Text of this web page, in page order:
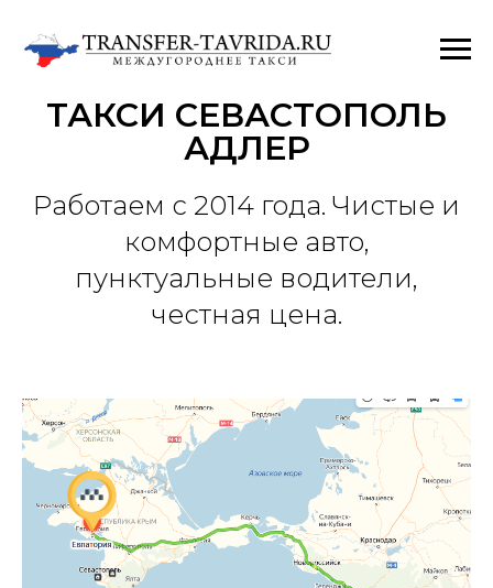
ТАКСИ СЕВАСТОПОЛЬ
АДЛЕР
Работаем с 2014 года. Чистые и
комфортные авто,
пунктуальные водители,
честная цена.